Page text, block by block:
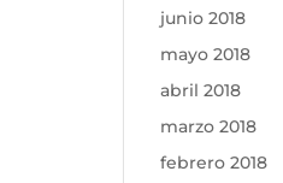
junio 2018
mayo 2018
abril 2018
marzo 2018
febrero 2018